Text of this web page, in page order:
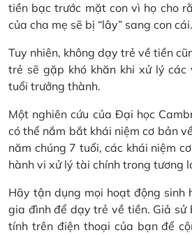
tiền bạc trước mặt con vì họ cho
của cha mẹ sẽ bị “lây” sang con cái.
Tuy nhiên, không dạy trẻ về tiền
trẻ sẽ gặp khó khăn khi xử lý
tuổi trưởng thành.
Một nghiên cứu của Đại học
có thể nắm bắt khái niệm cơ bản
năm chúng 7 tuổi, các khái niệm
hành vi xử lý tài chính trong tương
Hãy tận dụng mọi hoạt động sinh
gia đình để dạy trẻ về tiền. Giả sử
tính trên điện thoại của bạn để